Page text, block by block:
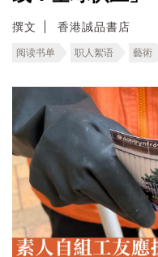
撰文 香港誠品書店
阅读书单 职人絮语 藝術